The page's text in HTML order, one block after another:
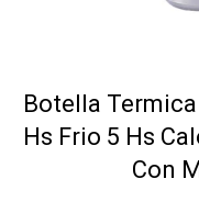
Botella
Hs Frio 5 Hs
Con